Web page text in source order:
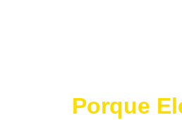
Porque